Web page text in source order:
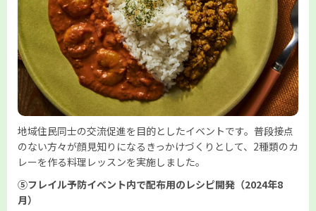
地域住民同士の交流促進を目的としたイベントです。普段接点
のない方々が顔見知りになるきっかけづくりとして、2種類のカ
レーを作る料理レッスンを実施しました。
⑤フレイル予防イベント内で配布用のレシピ開発（2024年8
月）